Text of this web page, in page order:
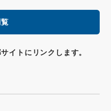
イトにリンクします。